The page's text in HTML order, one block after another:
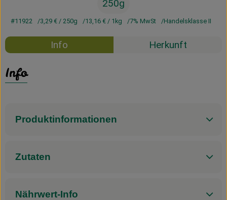
250g
#11922 3,29 € / 250g 13,16 € / 1kg 7% MwSt Handelsklasse II
Info Herkunft
Info
Produktinformationen
Zutaten
Nährwert-Info